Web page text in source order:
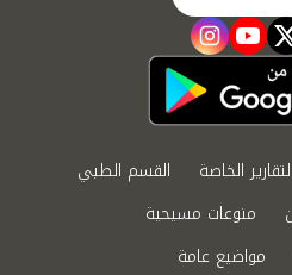
twitter
youtube
instagram
التقارير الخاصة
القسم الطبي
منوعات مسيحية
مواضيع عامة